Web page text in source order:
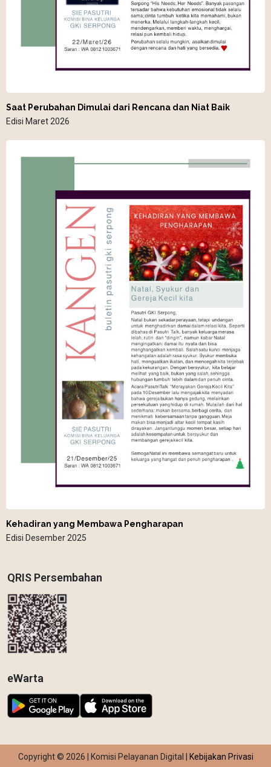
Saat Perubahan Dimulai dari Rencana dan Niat Baik
Edisi Maret 2026
Kehadiran yang Membawa Pengharapan
Edisi Desember 2025
QRIS Persembahan
eWarta
Copyright © 2026 | Komisi Pelayanan Digital | Kebijakan Privasi